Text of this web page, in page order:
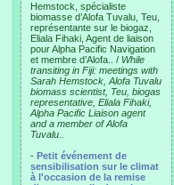
Hemstock, spécialiste
biomasse d’Alofa Tuvalu, Teu,
représentante sur le biogaz,
Eliala Fihaki, Agent de liaison
pour Alpha Pacific Navigation
et membre d’Alofa.. / While
transiting in Fiji: meetings with
Sarah Hemstock, Alofa Tuvalu
biomass scientist, Teu, biogas
representative, Eliala Fihaki,
Alpha Pacific Liaison agent
and a member of Alofa
Tuvalu..
- Petit événement de
sensibilisation sur le climat
à l'occasion de la remise